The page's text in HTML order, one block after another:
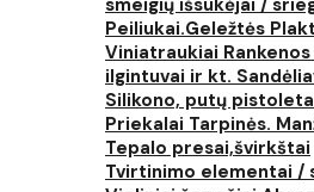
smeigių išsukėjai /
Peiliukai.Geležtės
Viniatraukiai
ilgintuvai ir kt.
Silikono, putų
Priekalai Tarpinės.
Tepalo presai,švirkštai
Tvirtinimo elementai /